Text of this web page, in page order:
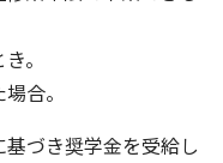
。
合。
づき奨学金を受給し